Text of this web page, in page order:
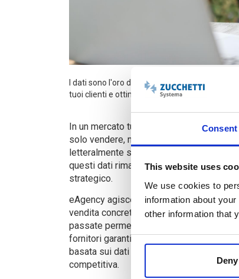
Consent
This website uses
We use cookies to
information about
other information that
Deny
I dati sono l'oro del nuovo millennio. Impara a
tuoi clienti e ottimizzare i margini.
In un mercato turistico sempre più
solo vendere, ma saper intercettare il
letteralmente su una miniera d'oro
questi dati rimangono frammentati o
strategico.
eAgency agisce come un potente
vendita concrete attraverso i suoi
passate permette di capire con estrema
fornitori garantiscano i migliori margini
basata sui dati reali è ciò che permette a
competitiva.